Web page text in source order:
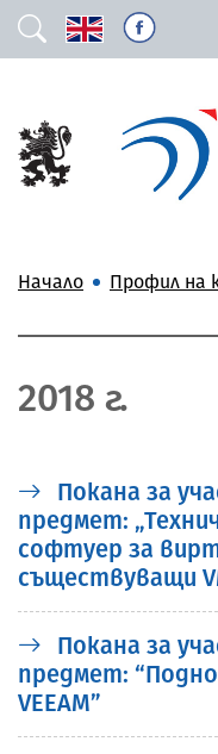
Начало Профил на
2018 г.
Покана за
предмет:
софтуер за
съществуващи
Покана за
предмет:
VEEAM”